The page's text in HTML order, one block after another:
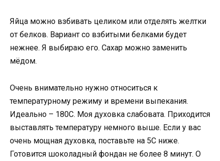
Яйца можно взбивать целиком или отделять желтки
от белков. Вариант со взбитыми белками будет
нежнее. Я выбираю его. Сахар можно заменить
мёдом.
Очень внимательно нужно относиться к
температурному режиму и времени выпекания.
Идеально – 180С. Моя духовка слабовата. Приходится
выставлять температуру немного выше. Если у вас
очень мощная духовка, поставьте на 5С ниже.
Готовится шоколадный фондан не более 8 минут. О